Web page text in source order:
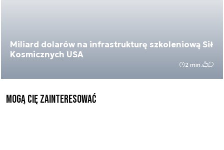
Miliard dolarów na infrastrukturę szkoleniową Sił
Kosmicznych USA
2 min.
Mogą Cię zainteresować